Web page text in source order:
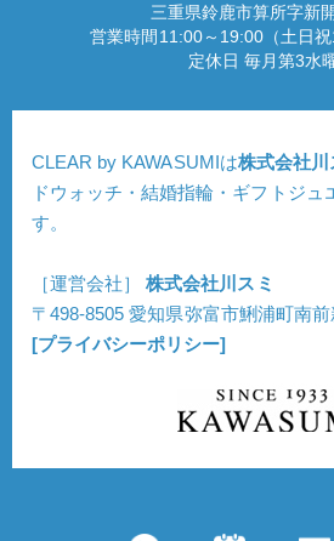
三重県鈴鹿市算所字新
営業時間11:00～19:00（土日祝
定休日 毎月第3水
CLEAR by KAWASUMIは株式会社川
ドウォッチ・結婚指輪・ギフトジュ
す。
［運営会社］株式会社川スミ
〒498-8505 愛知県弥富市鯏浦町南
[プライバシーポリシー]
Copyright © CLEAR. All